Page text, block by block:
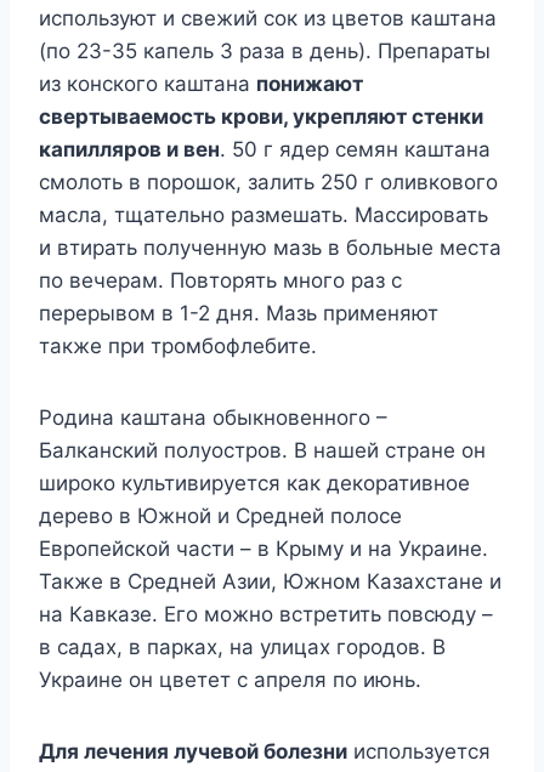
используют и свежий сок из цветов каштана
(по 23-35 капель 3 раза в день). Препараты
из конского каштана понижают
свертываемость крови, укрепляют стенки
капилляров и вен. 50 г ядер семян каштана
смолоть в порошок, залить 250 г оливкового
масла, тщательно размешать. Массировать
и втирать полученную мазь в больные места
по вечерам. Повторять много раз с
перерывом в 1-2 дня. Мазь применяют
также при тромбофлебите.
Родина каштана обыкновенного –
Балканский полуостров. В нашей стране он
широко культивируется как декоративное
дерево в Южной и Средней полосе
Европейской части – в Крыму и на Украине.
Также в Средней Азии, Южном Казахстане и
на Кавказе. Его можно встретить повсюду –
в садах, в парках, на улицах городов. В
Украине он цветет с апреля по июнь.
Для лечения лучевой болезни используется